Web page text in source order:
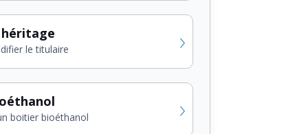
héritage
le titulaire
boitier bioéthanol